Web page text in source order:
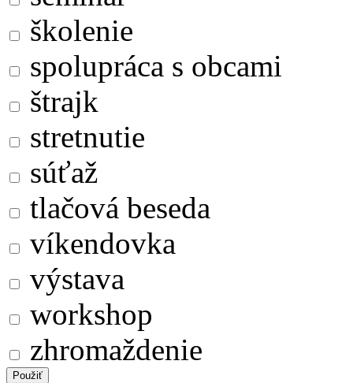
školenie
spolupráca s obcami
štrajk
stretnutie
súťaž
tlačová beseda
víkendovka
výstava
workshop
zhromaždenie